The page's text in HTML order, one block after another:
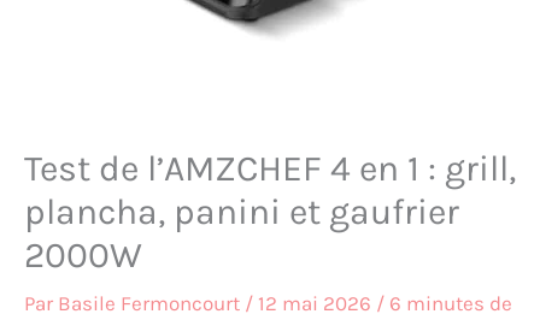
Test de l’AMZCHEF 4 en 1 : grill,
plancha, panini et gaufrier
2000W
Par Basile Fermoncourt / 12 mai 2026 / 6 minutes de